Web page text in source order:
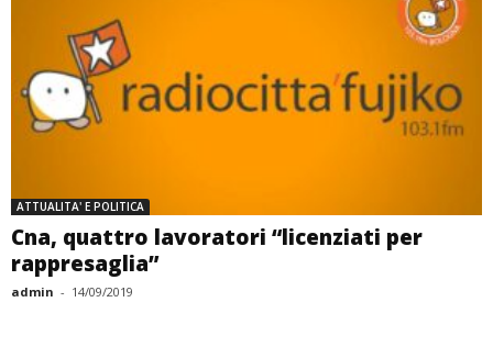
ATTUALITA' E POLITICA
Cna, quattro lavoratori “licenziati per
rappresaglia”
admin - 14/09/2019